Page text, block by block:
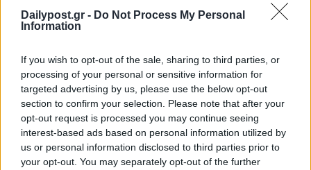
Dailypost.gr - Do Not Process My Personal
Information
If you wish to opt-out of the sale, sharing to third parties, or
processing of your personal or sensitive information for
targeted advertising by us, please use the below opt-out
section to confirm your selection. Please note that after your
opt-out request is processed you may continue seeing
interest-based ads based on personal information utilized by
us or personal information disclosed to third parties prior to
your opt-out. You may separately opt-out of the further